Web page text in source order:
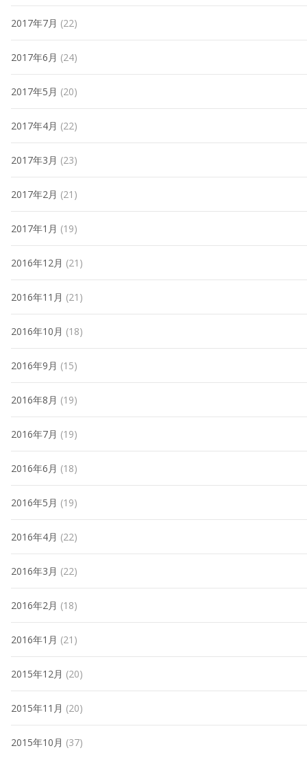
2017年7月 (22)
2017年6月 (24)
2017年5月 (20)
2017年4月 (22)
2017年3月 (23)
2017年2月 (21)
2017年1月 (19)
2016年12月 (21)
2016年11月 (21)
2016年10月 (18)
2016年9月 (15)
2016年8月 (19)
2016年7月 (19)
2016年6月 (18)
2016年5月 (19)
2016年4月 (22)
2016年3月 (22)
2016年2月 (18)
2016年1月 (21)
2015年12月 (20)
2015年11月 (20)
2015年10月 (37)